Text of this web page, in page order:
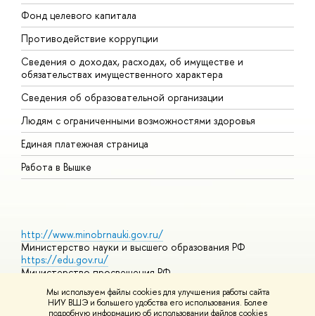
Мы используем файлы cookies для улучшения работы сайта
НИУ ВШЭ и большего удобства его использования. Более
подробную информацию об использовании файлов cookies
Фонд целевого капитала
Противодействие коррупции
Сведения о доходах, расходах, об имуществе и
обязательствах имущественного характера
Сведения об образовательной организации
Людям с ограниченными возможностями здоровья
Единая платежная страница
Работа в Вышке
http://www.minobrnauki.gov.ru/
Министерство науки и высшего образования РФ
https://edu.gov.ru/
Министерство просвещения РФ
https://elearning.hse.ru/mooc
Массовые открытые онлайн-курсы